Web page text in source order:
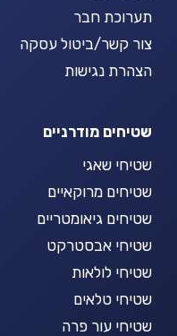
תערוכת חבר
צור קשר/ביטול עסקה
הצהרת נגישות
שטיחים מודרניים
שטיחי שאגי
שטיחים מרוקאיים
שטיחים גיאומטריים
שטיחי אבסטרקט
שטיחי לולאות
שטיחי טלאים
שטיחי עור פרה